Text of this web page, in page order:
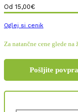
Od 15,00€
Oglej si cenik
Za natančne cene glede
Pošljite